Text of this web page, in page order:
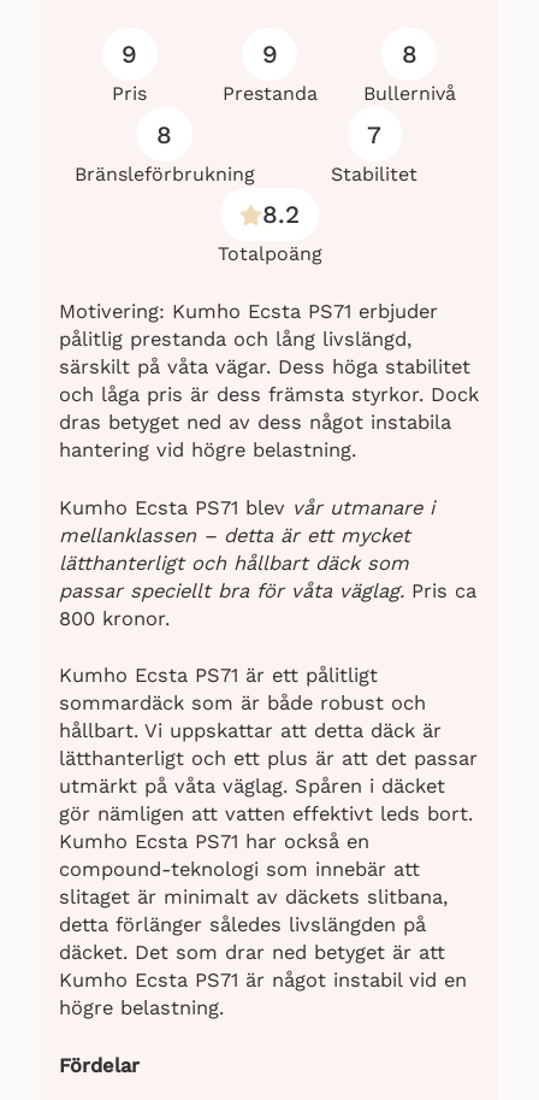
9
Pris
9
Prestanda
8
Bullernivå
8
Bränsleförbrukning
7
Stabilitet
8.2
Totalpoäng
Motivering: Kumho Ecsta PS71 erbjuder
pålitlig prestanda och lång livslängd,
särskilt på våta vägar. Dess höga stabilitet
och låga pris är dess främsta styrkor. Dock
dras betyget ned av dess något instabila
hantering vid högre belastning.
Kumho Ecsta PS71 blev vår utmanare i
mellanklassen – detta är ett mycket
lätthanterligt och hållbart däck som
passar speciellt bra för våta väglag. Pris ca
800 kronor.
Kumho Ecsta PS71 är ett pålitligt
sommardäck som är både robust och
hållbart. Vi uppskattar att detta däck är
lätthanterligt och ett plus är att det passar
utmärkt på våta väglag. Spåren i däcket
gör nämligen att vatten effektivt leds bort.
Kumho Ecsta PS71 har också en
compound-teknologi som innebär att
slitaget är minimalt av däckets slitbana,
detta förlänger således livslängden på
däcket. Det som drar ned betyget är att
Kumho Ecsta PS71 är något instabil vid en
högre belastning.
Fördelar